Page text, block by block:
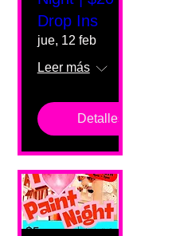
Drop Ins
jue, 12 feb
Leer más
Detalles